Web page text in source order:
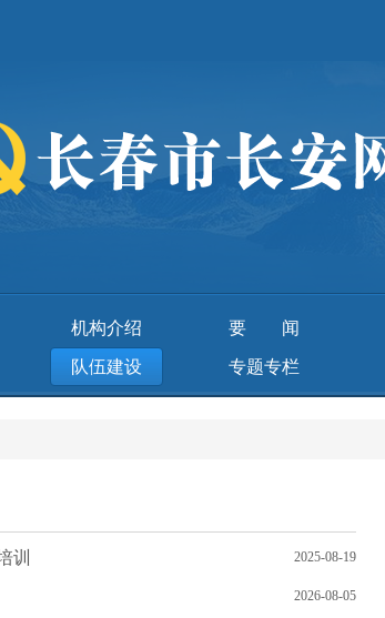
机构介绍 要 闻
队伍建设 专题专栏
2025-08-19
训
2026-08-05